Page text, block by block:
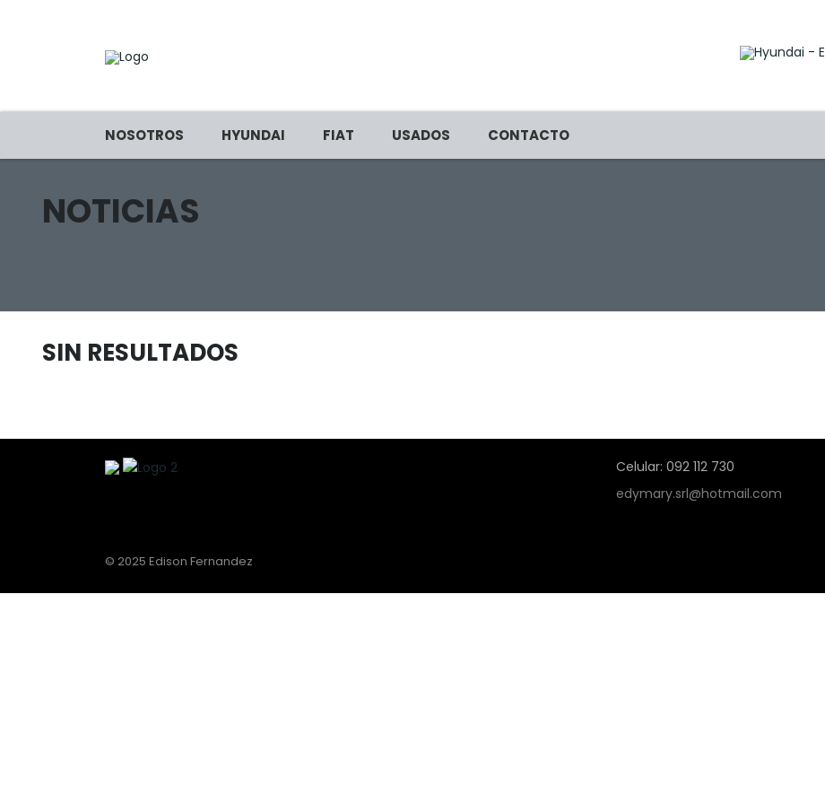
NOSOTROS HYUNDAI FIAT USADOS CONTACTO
NOTICIAS
SIN RESULTADOS
Celular: 092 112 730
edymary.srl@hotmail.com
© 2025 Edison Fernandez